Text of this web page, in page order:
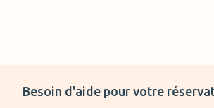
Besoin d'aide pour votre